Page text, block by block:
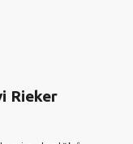
Rieker